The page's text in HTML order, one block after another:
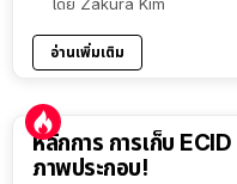
อ่านเพิ่มเติม
หลักการ การเก็บ
ภาพประกอบ!